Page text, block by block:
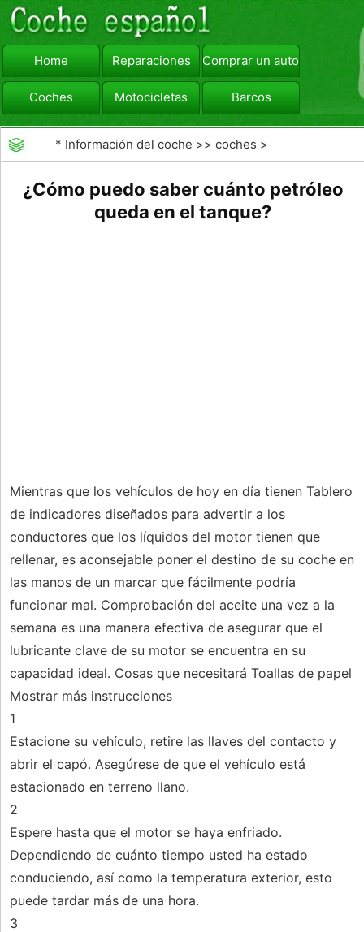
Home Reparaciones Comprar un automóvil
Coches Motocicletas Barcos
viajar Camiones
* Información del coche >>coches >
coches General
¿Cómo puedo saber cuánto petróleo
queda en el tanque?
Mientras que los vehículos de hoy en día tienen Tablero
de indicadores diseñados para advertir a los
conductores que los líquidos del motor tienen que
rellenar, es aconsejable poner el destino de su coche en
las manos de un marcar que fácilmente podría
funcionar mal. Comprobación del aceite una vez a la
semana es una manera efectiva de asegurar que el
lubricante clave de su motor se encuentra en su
capacidad ideal. Cosas que necesitará Toallas de papel
Mostrar más instrucciones
1
Estacione su vehículo, retire las llaves del contacto y
abrir el capó. Asegúrese de que el vehículo está
estacionado en terreno llano.
2
Espere hasta que el motor se haya enfriado.
Dependiendo de cuánto tiempo usted ha estado
conduciendo, así como la temperatura exterior, esto
puede tardar más de una hora.
3